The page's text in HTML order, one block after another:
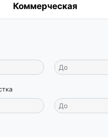
Коммерческая